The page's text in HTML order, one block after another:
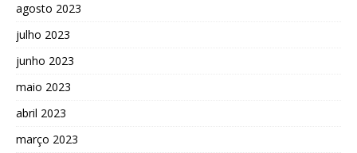
agosto 2023
julho 2023
junho 2023
maio 2023
abril 2023
março 2023